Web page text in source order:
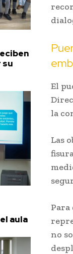
su
aula
El
la
Las
no